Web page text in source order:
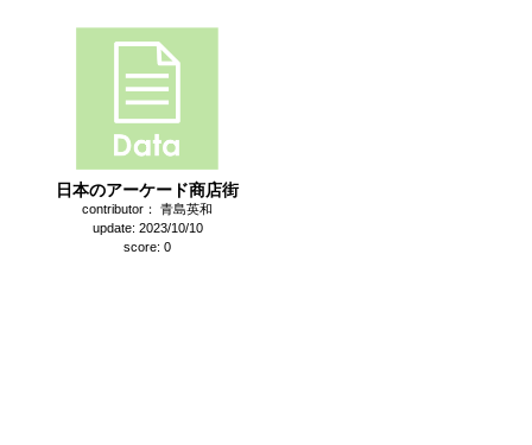
日本のアーケード商店街
contributor： 青島英和
update: 2023/10/10
score: 0